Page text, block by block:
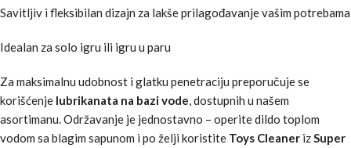
Savitljiv i fleksibilan dizajn za lakše prilagođavanje vašim potrebama
Idealan za solo igru ili igru u paru
Za maksimalnu udobnost i glatku penetraciju preporučuje se
korišćenje lubrikanata na bazi vode, dostupnih u našem
asortimanu. Održavanje je jednostavno – operite dildo toplom
vodom sa blagim sapunom i po želji koristite Toys Cleaner izSuper